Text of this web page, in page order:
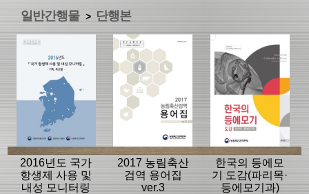
일반간행물 > 단행본
2016년도 국가
항생제 사용 및
내성 모니터링
2017 농림축산
검역 용어집
ver.3
한국의 등에모
기 도감(파리목·
등에모기과)